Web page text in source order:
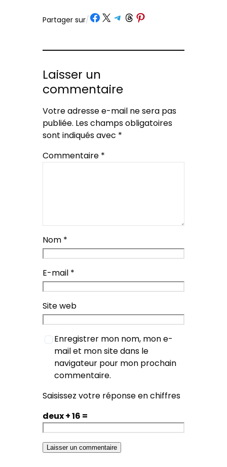
Partager sur/ Partager sur Facebook
Partager sur X Partager sur Telegram
Partager sur Threads
Partager sur Pinterest
Laisser un
commentaire
Votre adresse e-mail ne sera pas
publiée. Les champs obligatoires
sont indiqués avec *
Commentaire *
Nom *
E-mail *
Site web
Enregistrer mon nom, mon e-
mail et mon site dans le
navigateur pour mon prochain
commentaire.
Saisissez votre réponse en chiffres
deux + 16 =